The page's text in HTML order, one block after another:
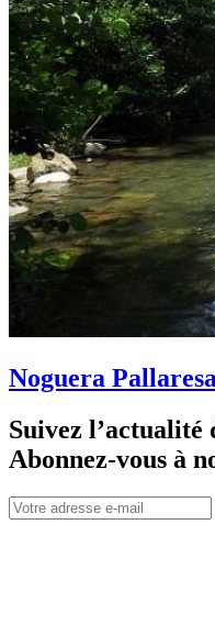
Noguera
Suivez l’actualité
Abonnez-vous à